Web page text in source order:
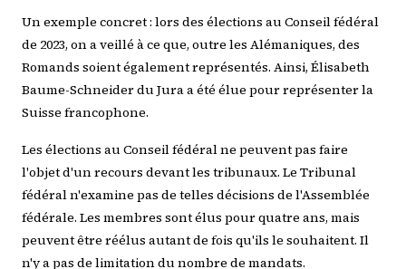
Un exemple concret : lors des élections au Conseil fédéral
de 2023, on a veillé à ce que, outre les Alémaniques, des
Romands soient également représentés. Ainsi, Élisabeth
Baume-Schneider du Jura a été élue pour représenter la
Suisse francophone.
Les élections au Conseil fédéral ne peuvent pas faire
l'objet d'un recours devant les tribunaux. Le Tribunal
fédéral n'examine pas de telles décisions de l'Assemblée
fédérale. Les membres sont élus pour quatre ans, mais
peuvent être réélus autant de fois qu'ils le souhaitent. Il
n'y a pas de limitation du nombre de mandats.